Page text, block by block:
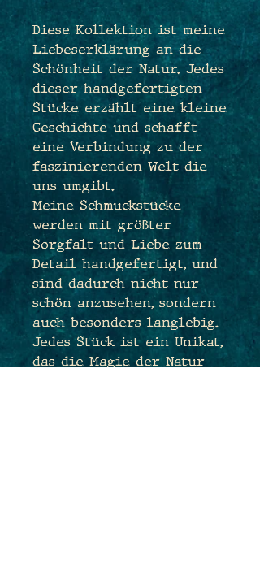
Diese Kollektion ist meine
Liebeserklärung an die
Schönheit der Natur. Jedes
dieser handgefertigten
Stücke erzählt eine kleine
Geschichte und schafft
eine Verbindung zu der
faszinierenden Welt die
uns umgibt.
Meine Schmuckstücke
werden mit größter
Sorgfalt und Liebe zum
Detail handgefertigt, und
sind dadurch nicht nur
schön anzusehen, sondern
auch besonders langlebig.
Jedes Stück ist ein Unikat,
das die Magie der Natur